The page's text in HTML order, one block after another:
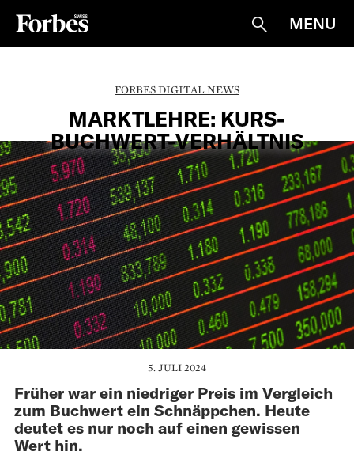
Suche
MENU
FORBES DIGITAL NEWS
MARKTLEHRE: KURS-
BUCHWERT-VERHÄLTNIS
5. JULI 2024
Früher war ein niedriger Preis im Vergleich
zum Buchwert ein Schnäppchen. Heute
deutet es nur noch auf einen gewissen
Wert hin.